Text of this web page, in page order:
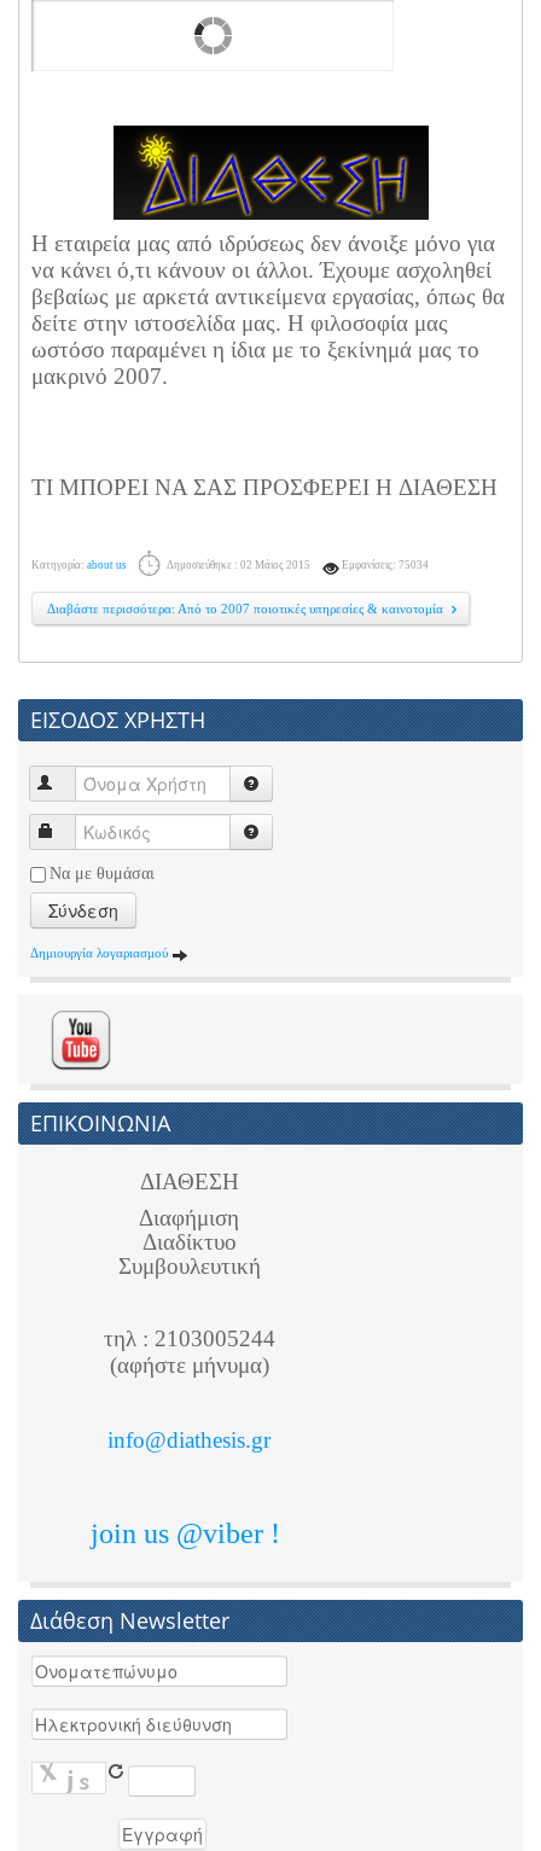
Η εταιρεία μας από ιδρύσεως δεν άνοιξε μόνο για
να κάνει ό,τι κάνουν οι άλλοι. Έχουμε ασχοληθεί
βεβαίως με αρκετά αντικείμενα εργασίας, όπως θα
δείτε στην ιστοσελίδα μας. Η φιλοσοφία μας
ωστόσο παραμένει η ίδια με το ξεκίνημά μας το
μακρινό 2007.
ΤΙ ΜΠΟΡΕΙ ΝΑ ΣΑΣ ΠΡΟΣΦΕΡΕΙ Η ΔΙΑΘΕΣΗ
Κατηγορία: about us Δημοσιεύθηκε : 02 Μάιος 2015 Εμφανίσεις: 75034
Διαβάστε περισσότερα: Από το 2007 ποιοτικές υπηρεσίες & καινοτομία
ΕΙΣΟΔΟΣ ΧΡΗΣΤΗ
Να με θυμάσαι
Σύνδεση
Δημιουργία λογαριασμού
ΕΠΙΚΟΙΝΩΝΙΑ
ΔΙΑΘΕΣΗ
Διαφήμιση
Διαδίκτυο
Συμβουλευτική
τηλ : 2103005244
(αφήστε μήνυμα)
info@diathesis.gr
join us @viber !
Διάθεση Newsletter